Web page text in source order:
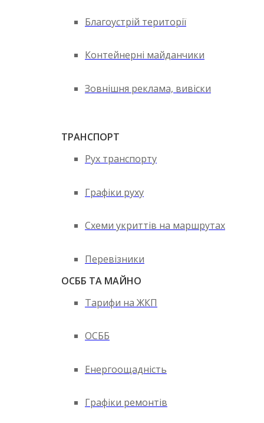
Благоустрій території
Контейнерні майданчики
Зовнішня реклама, вивіски
ТРАНСПОРТ
Рух транспорту
Графіки руху
Схеми укриттів на маршрутах
Перевізники
ОСББ ТА МАЙНО
Тарифи на ЖКП
ОСББ
Енергоощадність
Графіки ремонтів